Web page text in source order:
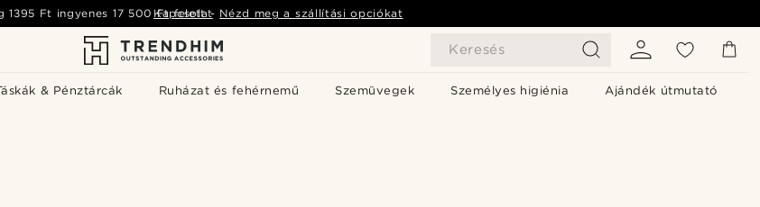
Keresés
& Pénztárcák Ruházat és fehérnemű Szemüvegek Személyes higiénia Ajándék útmutató
1395 Ft ingyenes 17 500 Ft felett- Nézd meg a szállítási opciókat
Kapcsolat